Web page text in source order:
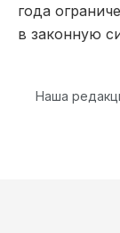
года
в законную
Наша